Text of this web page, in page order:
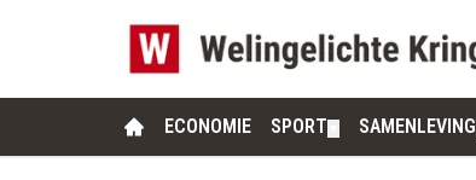
ECONOMIE SPORT SAMENLEVING